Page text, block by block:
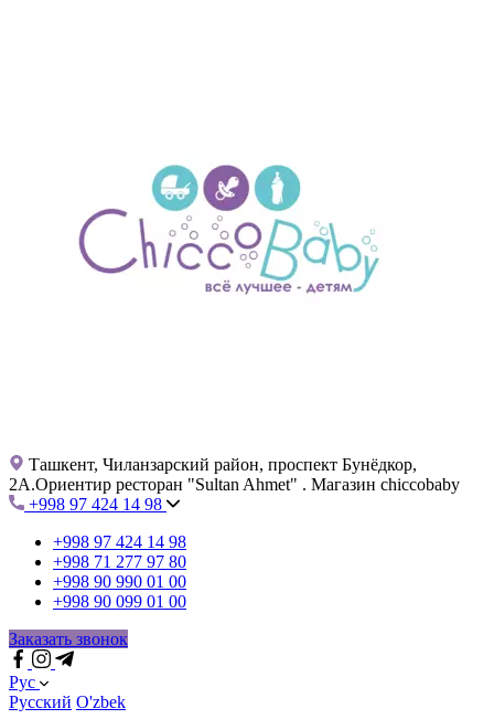
Ташкент, Чиланзарский район, проспект Бунёдкор,
2А.Ориентир ресторан "Sultan Ahmet" . Магазин chiccobaby
+998 97 424 14 98
+998 97 424 14 98
+998 71 277 97 80
+998 90 990 01 00
+998 90 099 01 00
Заказать звонок
Рус
Русский O'zbek